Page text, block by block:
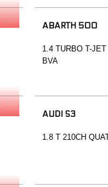
ABARTH 500
1.4 TURBO T-
BVA
AUDI S3
1.8 T 210CH